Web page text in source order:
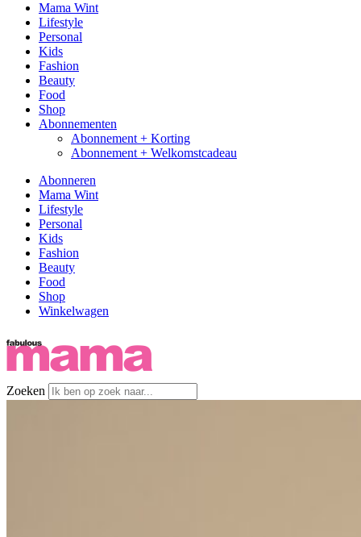
Mama Wint
Lifestyle
Personal
Kids
Fashion
Beauty
Food
Shop
Abonnementen
Abonnement + Korting
Abonnement + Welkomstcadeau
Abonneren
Mama Wint
Lifestyle
Personal
Kids
Fashion
Beauty
Food
Shop
Winkelwagen
Zoeken